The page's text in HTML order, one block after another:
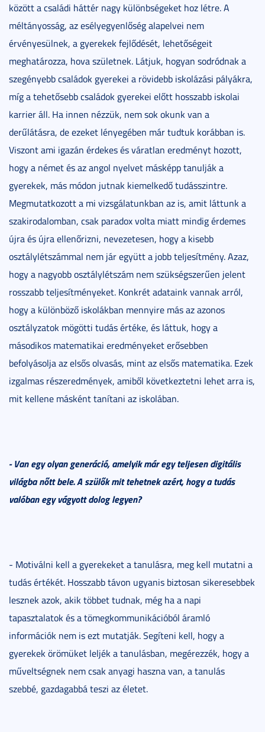
között a családi háttér nagy különbségeket hoz létre. A
méltányosság, az esélyegyenlőség alapelvei nem
érvényesülnek, a gyerekek fejlődését, lehetőségeit
meghatározza, hova születnek. Látjuk, hogyan sodródnak a
szegényebb családok gyerekei a rövidebb iskolázási pályákra,
míg a tehetősebb családok gyerekei előtt hosszabb iskolai
karrier áll. Ha innen nézzük, nem sok okunk van a
derűlátásra, de ezeket lényegében már tudtuk korábban is.
Viszont ami igazán érdekes és váratlan eredményt hozott,
hogy a német és az angol nyelvet másképp tanulják a
gyerekek, más módon jutnak kiemelkedő tudásszintre.
Megmutatkozott a mi vizsgálatunkban az is, amit láttunk a
szakirodalomban, csak paradox volta miatt mindig érdemes
újra és újra ellenőrizni, nevezetesen, hogy a kisebb
osztálylétszámmal nem jár együtt a jobb teljesítmény. Azaz,
hogy a nagyobb osztálylétszám nem szükségszerűen jelent
rosszabb teljesítményeket. Konkrét adataink vannak arról,
hogy a különböző iskolákban mennyire más az azonos
osztályzatok mögötti tudás értéke, és láttuk, hogy a
másodikos matematikai eredményeket erősebben
befolyásolja az elsős olvasás, mint az elsős matematika. Ezek
izgalmas részeredmények, amiből következtetni lehet arra is,
mit kellene másként tanítani az iskolában.
- Van egy olyan generáció, amelyik már egy teljesen digitális
világba nőtt bele. A szülők mit tehetnek azért, hogy a tudás
valóban egy vágyott dolog legyen?
- Motiválni kell a gyerekeket a tanulásra, meg kell mutatni a
tudás értékét. Hosszabb távon ugyanis biztosan sikeresebbek
lesznek azok, akik többet tudnak, még ha a napi
tapasztalatok és a tömegkommunikációból áramló
információk nem is ezt mutatják. Segíteni kell, hogy a
gyerekek örömüket leljék a tanulásban, megérezzék, hogy a
műveltségnek nem csak anyagi haszna van, a tanulás
szebbé, gazdagabbá teszi az életet.